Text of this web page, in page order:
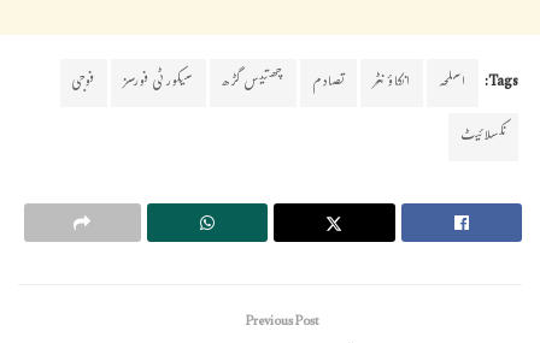
Tags: اسلحہ انکاؤنٹر تصادم چھتیس گڑھ سیکورٹی فورسز
فوجی
نکسلائیٹ
Previous Post